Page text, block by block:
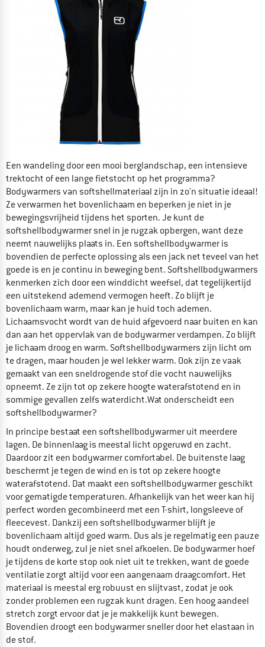
Een wandeling door een mooi berglandschap, een intensieve
trektocht of een lange fietstocht op het programma?
Bodywarmers van softshellmateriaal zijn in zo'n situatie ideaal!
Ze verwarmen het bovenlichaam en beperken je niet in je
bewegingsvrijheid tijdens het sporten. Je kunt de
softshellbodywarmer snel in je rugzak opbergen, want deze
neemt nauwelijks plaats in. Een softshellbodywarmer is
bovendien de perfecte oplossing als een jack net teveel van het
goede is en je continu in beweging bent. Softshellbodywarmers
kenmerken zich door een winddicht weefsel, dat tegelijkertijd
een uitstekend ademend vermogen heeft. Zo blijft je
bovenlichaam warm, maar kan je huid toch ademen.
Lichaamsvocht wordt van de huid afgevoerd naar buiten en kan
dan aan het oppervlak van de bodywarmer verdampen. Zo blijft
je lichaam droog en warm. Softshellbodywarmers zijn licht om
te dragen, maar houden je wel lekker warm. Ook zijn ze vaak
gemaakt van een sneldrogende stof die vocht nauwelijks
opneemt. Ze zijn tot op zekere hoogte waterafstotend en in
sommige gevallen zelfs waterdicht.Wat onderscheidt een
softshellbodywarmer?
In principe bestaat een softshellbodywarmer uit meerdere
lagen. De binnenlaag is meestal licht opgeruwd en zacht.
Daardoor zit een bodywarmer comfortabel. De buitenste laag
beschermt je tegen de wind en is tot op zekere hoogte
waterafstotend. Dat maakt een softshellbodywarmer geschikt
voor gematigde temperaturen. Afhankelijk van het weer kan hij
perfect worden gecombineerd met een T-shirt, longsleeve of
fleecevest. Dankzij een softshellbodywarmer blijft je
bovenlichaam altijd goed warm. Dus als je regelmatig een pauze
houdt onderweg, zul je niet snel afkoelen. De bodywarmer hoef
je tijdens de korte stop ook niet uit te trekken, want de goede
ventilatie zorgt altijd voor een aangenaam draagcomfort. Het
materiaal is meestal erg robuust en slijtvast, zodat je ook
zonder problemen een rugzak kunt dragen. Een hoog aandeel
stretch zorgt ervoor dat je je makkelijk kunt bewegen.
Bovendien droogt een bodywarmer sneller door het elastaan in
de stof.